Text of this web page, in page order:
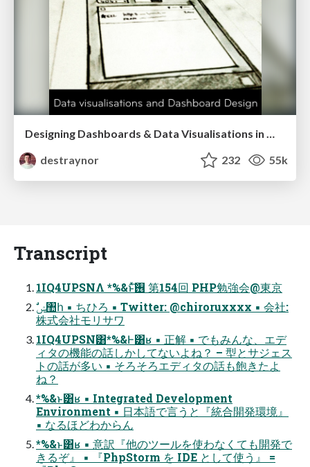
destraynor
232 55k
Transcript
1IQ4UPSNΛ *%&ͱͯ͠࢖͏ 第154回 PHP勉強会@東京
株式会社モリサワ
1IQ4UPSN͸*%&Ͱ͸ʁ ▪ 正解 ▪ でもみんな、エデ
ィタの機能の話しかしてないよね？ – 型とサジェス
トの話が多い ▪ そろそろエディタの話も飽きたよ
ね？
*%&ͱ͸ʁ ▪ Integrated Development
Environment ▪ 日本語で言うと『統合開発環境』
▪ なるほどわからん
*%&ͱ͸ʁ ▪ 意訳『他のツールを使わなくても開発で
きるぞ』 ▪ 『PhpStorm を IDE として使う』 =